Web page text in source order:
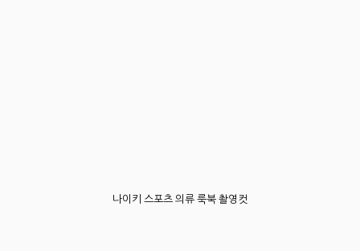
나이키 스포츠 의류 룩북 촬영컷